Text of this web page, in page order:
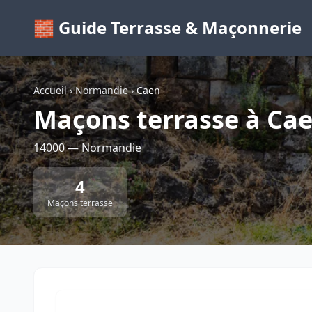
🧱 Guide Terrasse & Maçonnerie
Accueil›Normandie›Caen
Maçons terrasse à
14000 — Normandie
4
Maçons terrasse